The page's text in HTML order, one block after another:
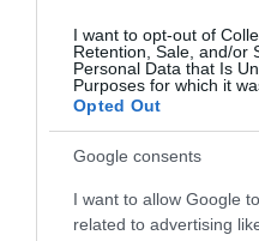
I want to opt-out of
Retention, Sale, and/or
Personal Data that Is
Purposes for which it
Opted Out
Google consents
I want to allow Google
related to advertising
Kus Gréta
2025. Május 20.
és íz
kávé